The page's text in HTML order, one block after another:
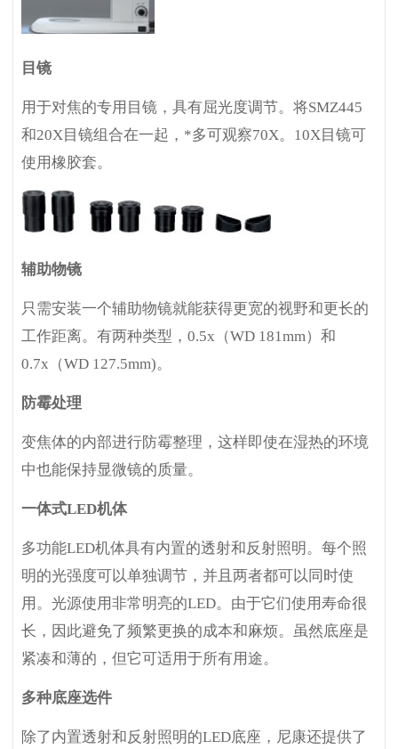
目镜
用于对焦的专用目镜，具有屈光度调节。将SMZ445
和20X目镜组合在一起，*多可观察70X。10X目镜可
使用橡胶套。
辅助物镜
只需安装一个辅助物镜就能获得更宽的视野和更长的
工作距离。有两种类型，0.5x（WD 181mm）和
0.7x（WD 127.5mm)。
防霉处理
变焦体的内部进行防霉整理，这样即使在湿热的环境
中也能保持显微镜的质量。
一体式LED机体
多功能LED机体具有内置的透射和反射照明。每个照
明的光强度可以单独调节，并且两者都可以同时使
用。光源使用非常明亮的LED。由于它们使用寿命很
长，因此避免了频繁更换的成本和麻烦。虽然底座是
紧凑和薄的，但它可适用于所有用途。
多种底座选件
除了内置透射和反射照明的LED底座，尼康还提供了